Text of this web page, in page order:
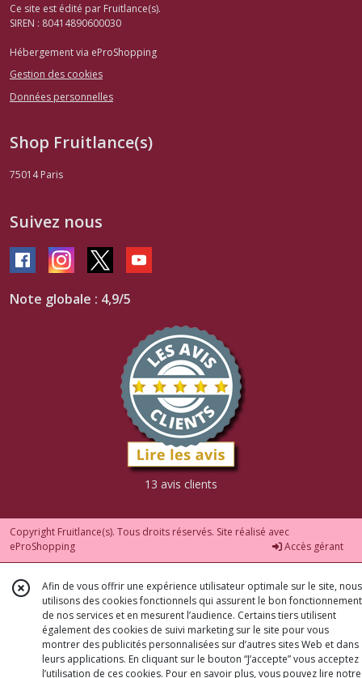
Ce site est édité par Fruitlance(s).
SIREN : 80414890600030
Hébergement via eProShopping
Gestion des cookies
Données personnelles
Shop Fruitlance(s)
75014 Paris
Suivez nous
Note globale : 4,9/5
13 avis clients
Copyright Fruitlance(s). Tous droits réservés. Site réalisé avec
eProShopping
Accès gérant
Afin de vous offrir une expérience utilisateur optimale sur le site, nous
utilisons des cookies fonctionnels qui assurent le bon fonctionnement
de nos services et en mesurent l’audience. Certains tiers utilisent
également des cookies de suivi marketing sur le site pour vous
montrer des publicités personnalisées sur d’autres sites Web et dans
leurs applications. En cliquant sur le bouton “J’accepte” vous acceptez
l’utilisation de ces cookies. Pour en savoir plus, vous pouvez lire notre